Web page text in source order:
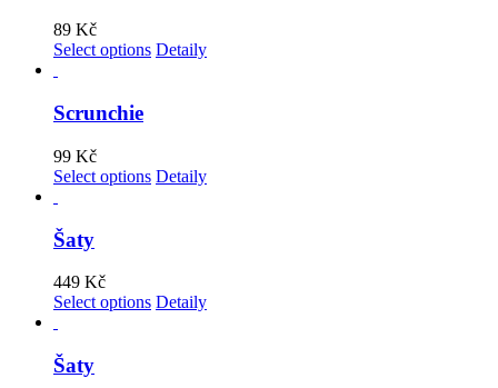
89 Kč
Select options Detaily
Scrunchie
99 Kč
Select options Detaily
Šaty
449 Kč
Select options Detaily
Šaty